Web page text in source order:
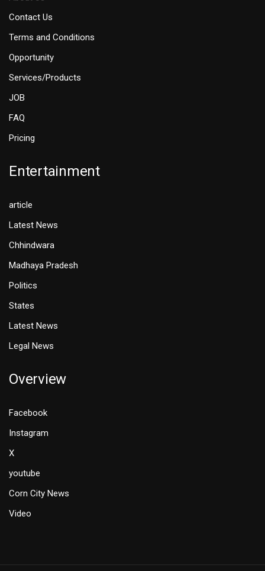
Contact Us
Terms and Conditions
Opportunity
Services/Products
JOB
FAQ
Pricing
Entertainment
article
Latest News
Chhindwara
Madhaya Pradesh
Politics
States
Latest News
Legal News
Overview
Facebook
Instagram
X
youtube
Corn City News
Video